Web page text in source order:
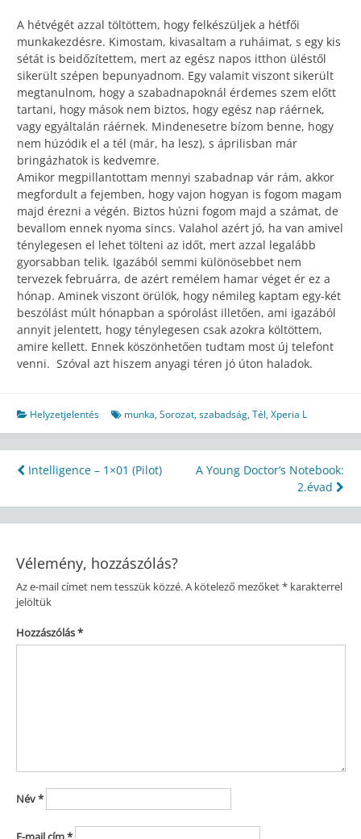
A hétvégét azzal töltöttem, hogy felkészüljek a hétfői
munkakezdésre. Kimostam, kivasaltam a ruháimat, s egy kis
sétát is beidőzítettem, mert az egész napos itthon üléstől
sikerült szépen bepunyadnom. Egy valamit viszont sikerült
megtanulnom, hogy a szabadnapoknál érdemes szem előtt
tartani, hogy mások nem biztos, hogy egész nap ráérnek,
vagy egyáltalán ráérnek. Mindenesetre bízom benne, hogy
nem húzódik el a tél (már, ha lesz), s áprilisban már
bringázhatok is kedvemre.
Amikor megpillantottam mennyi szabadnap vár rám, akkor
megfordult a fejemben, hogy vajon hogyan is fogom magam
majd érezni a végén. Biztos húzni fogom majd a számat, de
bevallom ennek nyoma sincs. Valahol azért jó, ha van amivel
ténylegesen el lehet tölteni az időt, mert azzal legalább
gyorsabban telik. Igazából semmi különösebbet nem
tervezek februárra, de azért remélem hamar véget ér ez a
hónap. Aminek viszont örülök, hogy némileg kaptam egy-két
beszólást múlt hónapban a spórolást illetően, ami igazából
annyit jelentett, hogy ténylegesen csak azokra költöttem,
amire kellett. Ennek köszönhetően tudtam most új telefont
venni. Szóval azt hiszem anyagi téren jó úton haladok.
Helyzetjelentés munka,Sorozat,szabadság,Tél,Xperia L
Bejegyzés
navigáció
Intelligence – 1×01 (Pilot)
A Young Doctor’s Notebook:
2.évad
Vélemény, hozzászólás?
Az e-mail címet nem tesszük közzé.A kötelező mezőket*karakterrel
jelöltük
Hozzászólás*
Név*